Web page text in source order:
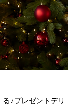
♪プレゼントデリ